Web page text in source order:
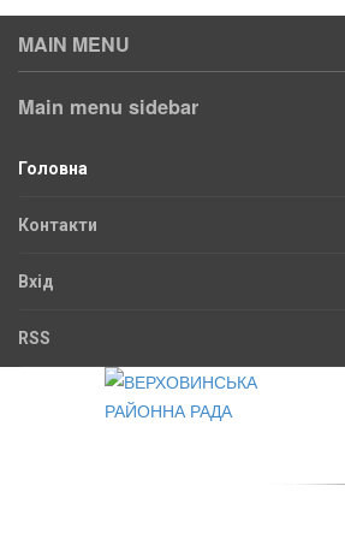
MAIN MENU
Main menu sidebar
Головна
Контакти
Вхід
RSS